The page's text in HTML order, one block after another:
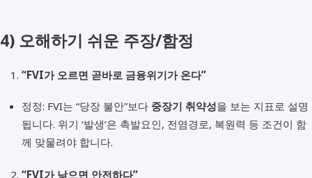
4) 오해하기 쉬운 주장/함정
“FVI가 오르면 곧바로 금융위기가 온다”
정정: FVI는 “당장 불안”보다 중장기 취약성을 보는 지표로 설명
됩니다. 위기 ‘발생’은 촉발요인, 전염경로, 복원력 등 조건이 함
께 맞물려야 합니다.
“FVI가 낮으면 안전하다”